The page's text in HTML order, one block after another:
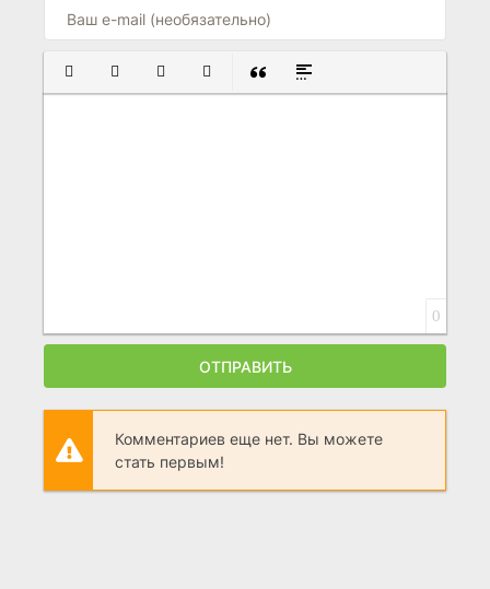
ПОЛУЖИРНЫЙ
КУРСИВПОДЧЕРКНУТЫЙ
ЗАЧЕРКНУТЫЙ
ВСТАВКА ЦИТАТЫ
ВСТАВКА СПОЙЛЕРА
0
ОТПРАВИТЬ
Комментариев еще нет. Вы можете
стать первым!